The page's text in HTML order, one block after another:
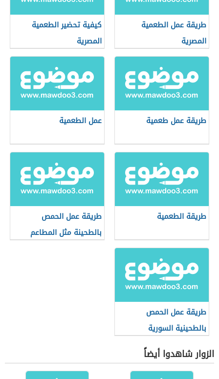
طريقة عمل الطعمية
المصرية
كيفية تحضير الطعمية
المصرية
طريقة عمل طعمية عمل الطعمية
طريقة الطعمية
طريقة عمل الحمص
بالطحينة مثل المطاعم
طريقة عمل الحمص
بالطحينية السورية
الزوار شاهدوا أيضاً